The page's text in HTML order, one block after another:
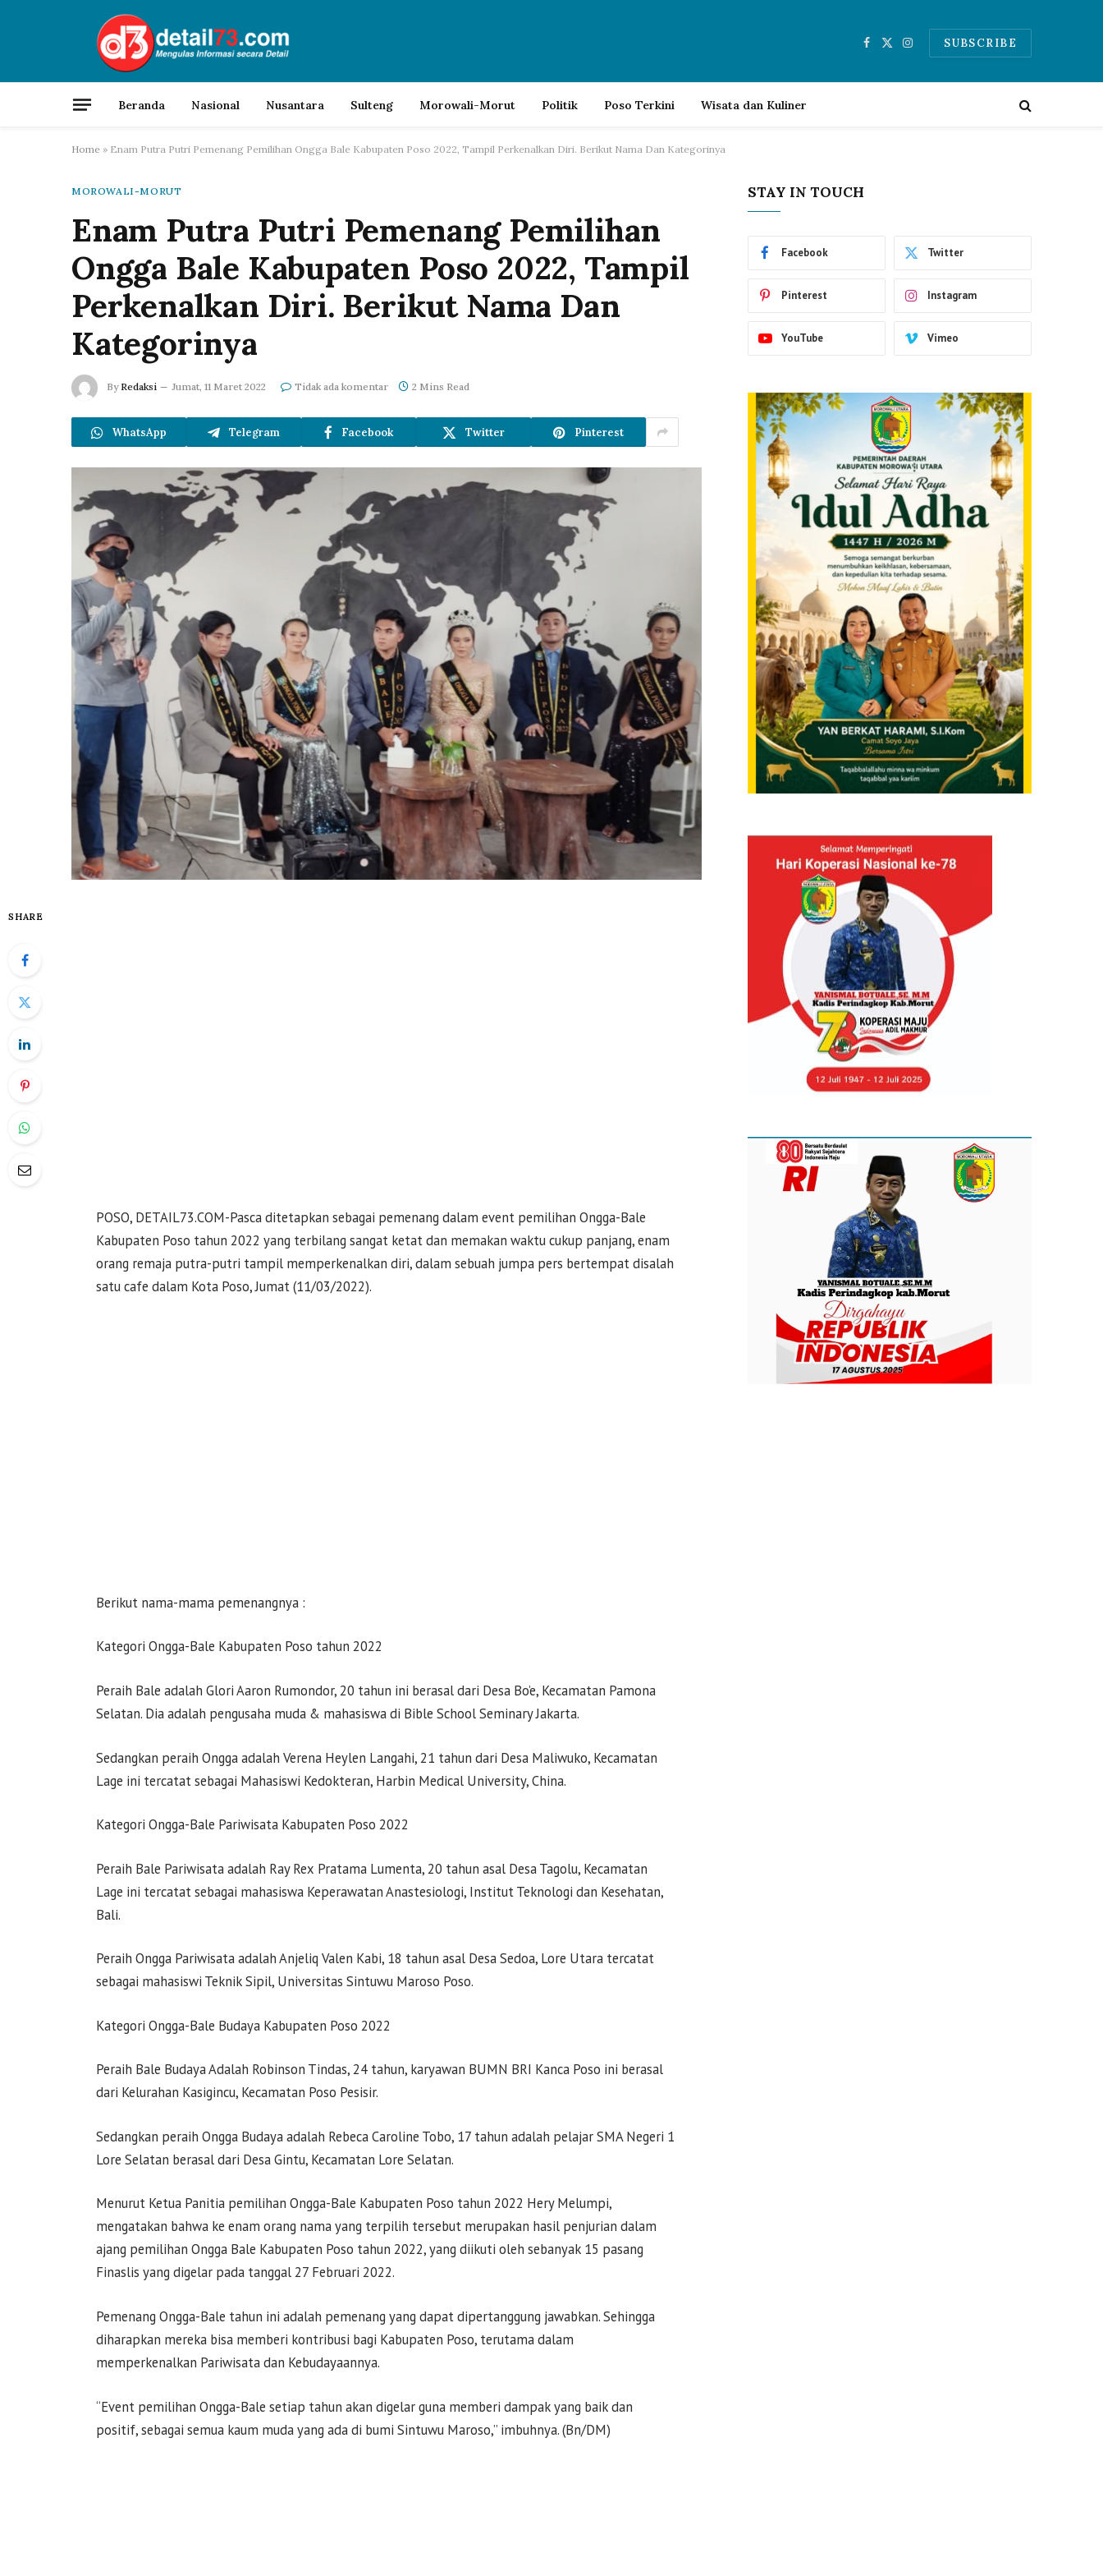
Facebook
X
InstagramSUBSCRIBE
Beranda Nasional Nusantara Sulteng Morowali-Morut Politik Poso Terkini Wisata dan Kuliner
Home » Enam Putra Putri Pemenang Pemilihan Ongga Bale Kabupaten Poso 2022, Tampil Perkenalkan Diri. Berikut Nama Dan Kategorinya
MOROWALI-MORUT
Enam Putra Putri Pemenang Pemilihan
Ongga Bale Kabupaten Poso 2022, Tampil
Perkenalkan Diri. Berikut Nama Dan
Kategorinya
By Redaksi Jumat, 11 Maret 2022 Tidak ada komentar 2 Mins Read
WhatsApp Telegram Facebook Twitter Pinterest
SHARE
POSO, DETAIL73.COM-Pasca ditetapkan sebagai pemenang dalam event pemilihan Ongga-Bale
Kabupaten Poso tahun 2022 yang terbilang sangat ketat dan memakan waktu cukup panjang, enam
orang remaja putra-putri tampil memperkenalkan diri, dalam sebuah jumpa pers bertempat disalah
satu cafe dalam Kota Poso, Jumat (11/03/2022).
Berikut nama-mama pemenangnya :
Kategori Ongga-Bale Kabupaten Poso tahun 2022
Peraih Bale adalah Glori Aaron Rumondor, 20 tahun ini berasal dari Desa Bo’e, Kecamatan Pamona
Selatan. Dia adalah pengusaha muda & mahasiswa di Bible School Seminary Jakarta.
Sedangkan peraih Ongga adalah Verena Heylen Langahi, 21 tahun dari Desa Maliwuko, Kecamatan
Lage ini tercatat sebagai Mahasiswi Kedokteran, Harbin Medical University, China.
Kategori Ongga-Bale Pariwisata Kabupaten Poso 2022
Peraih Bale Pariwisata adalah Ray Rex Pratama Lumenta, 20 tahun asal Desa Tagolu, Kecamatan
Lage ini tercatat sebagai mahasiswa Keperawatan Anastesiologi, Institut Teknologi dan Kesehatan,
Bali.
Peraih Ongga Pariwisata adalah Anjeliq Valen Kabi, 18 tahun asal Desa Sedoa, Lore Utara tercatat
sebagai mahasiswi Teknik Sipil, Universitas Sintuwu Maroso Poso.
Kategori Ongga-Bale Budaya Kabupaten Poso 2022
Peraih Bale Budaya Adalah Robinson Tindas, 24 tahun, karyawan BUMN BRI Kanca Poso ini berasal
dari Kelurahan Kasigincu, Kecamatan Poso Pesisir.
Sedangkan peraih Ongga Budaya adalah Rebeca Caroline Tobo, 17 tahun adalah pelajar SMA Negeri 1
Lore Selatan berasal dari Desa Gintu, Kecamatan Lore Selatan.
Menurut Ketua Panitia pemilihan Ongga-Bale Kabupaten Poso tahun 2022 Hery Melumpi,
mengatakan bahwa ke enam orang nama yang terpilih tersebut merupakan hasil penjurian dalam
ajang pemilihan Ongga Bale Kabupaten Poso tahun 2022, yang diikuti oleh sebanyak 15 pasang
Finaslis yang digelar pada tanggal 27 Februari 2022.
Pemenang Ongga-Bale tahun ini adalah pemenang yang dapat dipertanggung jawabkan. Sehingga
diharapkan mereka bisa memberi kontribusi bagi Kabupaten Poso, terutama dalam
memperkenalkan Pariwisata dan Kebudayaannya.
“Event pemilihan Ongga-Bale setiap tahun akan digelar guna memberi dampak yang baik dan
positif, sebagai semua kaum muda yang ada di bumi Sintuwu Maroso,” imbuhnya. (Bn/DM)
STAY IN TOUCH
Facebook Twitter
Pinterest Instagram
YouTube Vimeo